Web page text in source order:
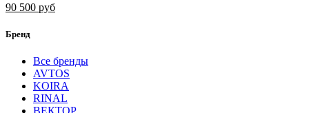
90 500 руб
Бренд
Все бренды
AVTOS
KOIRA
RINAL